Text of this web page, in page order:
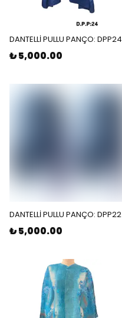
DANTELLİ PULLU PANÇO: DPP24
₺ 5,000.00
DANTELLİ PULLU PANÇO: DPP22
₺ 5,000.00